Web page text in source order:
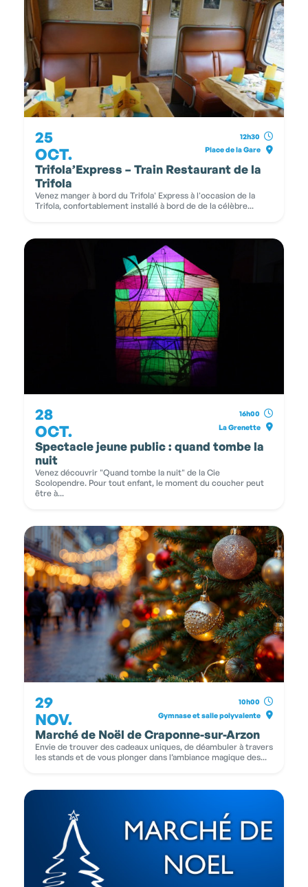
25
OCT.
12h30
Place de la Gare
Trifola’Express – Train Restaurant de la
Trifola
Venez manger à bord du Trifola' Express à l'occasion de la
Trifola, confortablement installé à bord de de la célèbre...
28
OCT.
16h00
La Grenette
Spectacle jeune public : quand tombe la
nuit
Venez découvrir "Quand tombe la nuit" de la Cie
Scolopendre. Pour tout enfant, le moment du coucher peut
être à...
29
NOV.
10h00
Gymnase et salle polyvalente
Marché de Noël de Craponne-sur-Arzon
Envie de trouver des cadeaux uniques, de déambuler à travers
les stands et de vous plonger dans l’ambiance magique des...